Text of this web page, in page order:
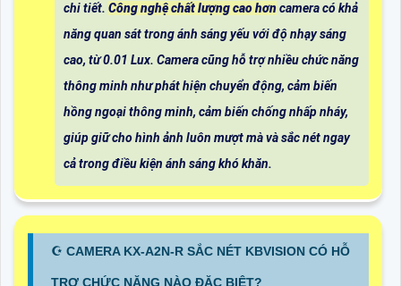
chi tiết. Công nghệ chất lượng cao hơn camera có khả
năng quan sát trong ánh sáng yếu với độ nhạy sáng
cao, từ 0.01 Lux. Camera cũng hỗ trợ nhiều chức năng
thông minh như phát hiện chuyển động, cảm biến
hồng ngoại thông minh, cảm biến chống nhấp nháy,
giúp giữ cho hình ảnh luôn mượt mà và sắc nét ngay
cả trong điều kiện ánh sáng khó khăn.
☪ CAMERA KX-A2N-R SẮC NÉT KBVISION CÓ HỖ
TRỢ CHỨC NĂNG NÀO ĐẶC BIỆT?